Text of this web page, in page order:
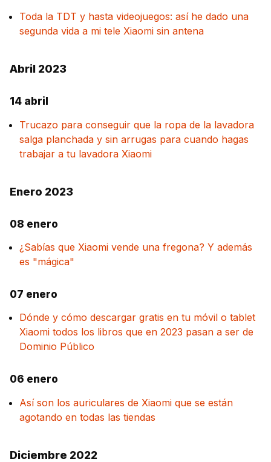
Toda la TDT y hasta videojuegos: así he dado una
segunda vida a mi tele Xiaomi sin antena
Abril 2023
14 abril
Trucazo para conseguir que la ropa de la lavadora
salga planchada y sin arrugas para cuando hagas
trabajar a tu lavadora Xiaomi
Enero 2023
08 enero
¿Sabías que Xiaomi vende una fregona? Y además
es "mágica"
07 enero
Dónde y cómo descargar gratis en tu móvil o tablet
Xiaomi todos los libros que en 2023 pasan a ser de
Dominio Público
06 enero
Así son los auriculares de Xiaomi que se están
agotando en todas las tiendas
Diciembre 2022